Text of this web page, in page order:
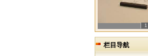
1
栏目导航